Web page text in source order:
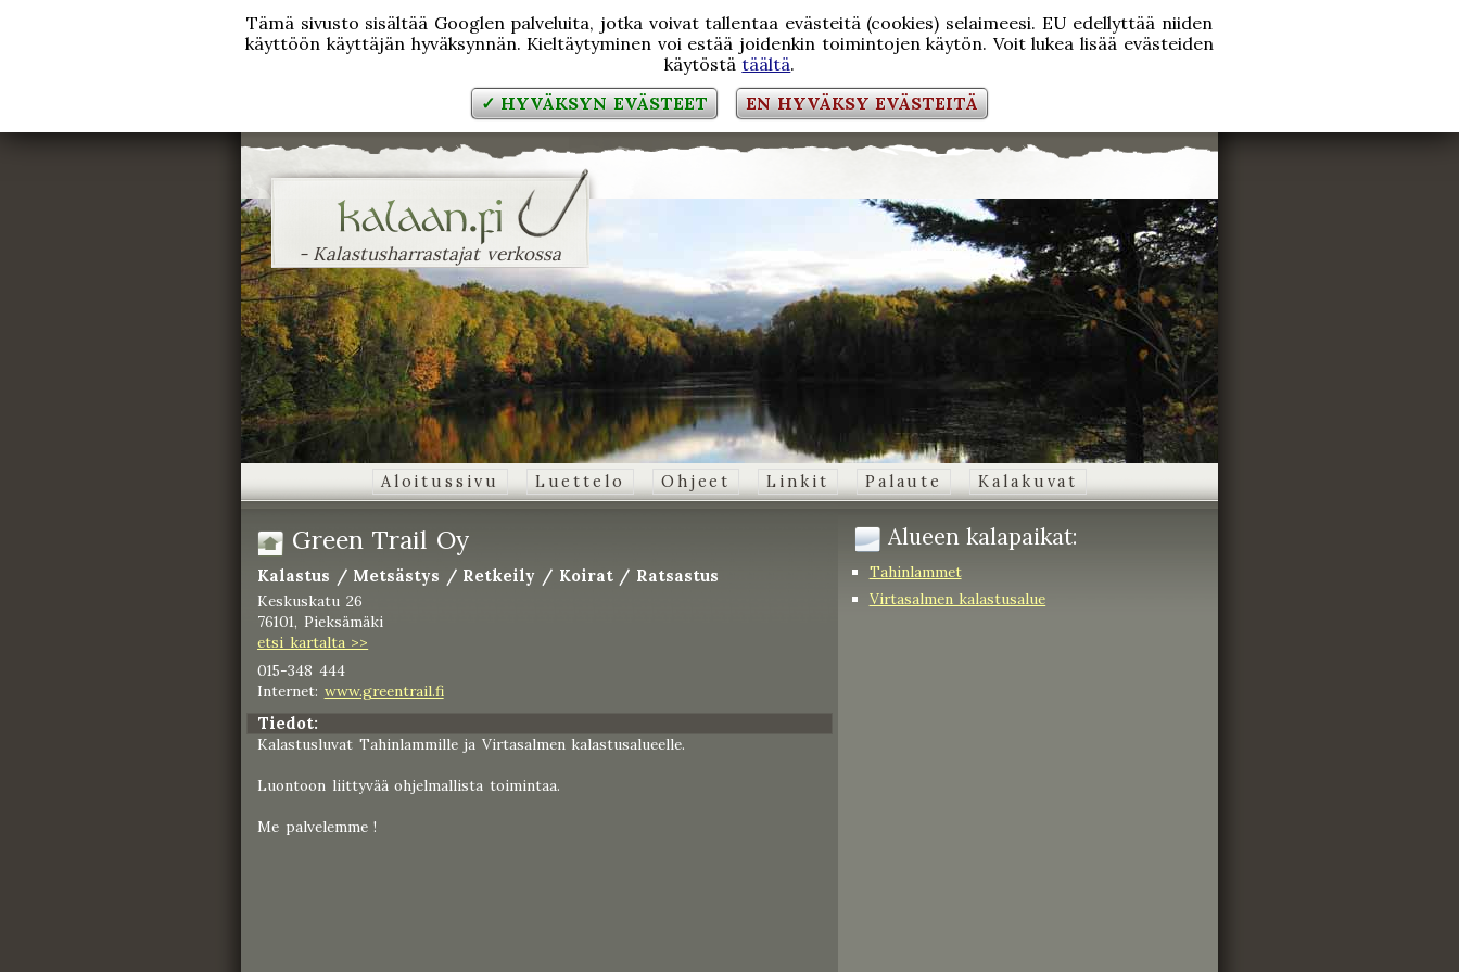
Tämä sivusto sisältää Googlen palveluita, jotka voivat tallentaa evästeitä (cookies) selaimeesi. EU edellyttää niiden
käyttöön käyttäjän hyväksynnän. Kieltäytyminen voi estää joidenkin toimintojen käytön. Voit lukea lisää evästeiden
käytöstätäältä.
✓ HYVÄKSYN EVÄSTEET
EN HYVÄKSY EVÄSTEITÄ
- Kalastusharrastajat verkossa
Aloitussivu Luettelo Ohjeet Linkit Palaute Kalakuvat
Green Trail Oy
Kalastus / Metsästys / Retkeily / Koirat / Ratsastus
Keskuskatu 26
76101, Pieksämäki
etsi kartalta >>
015-348 444
Internet: www.greentrail.fi
Tiedot:
Kalastusluvat Tahinlammille ja Virtasalmen kalastusalueelle.
Luontoon liittyvää ohjelmallista toimintaa.
Me palvelemme !
Alueen kalapaikat:
Tahinlammet
Virtasalmen kalastusalue